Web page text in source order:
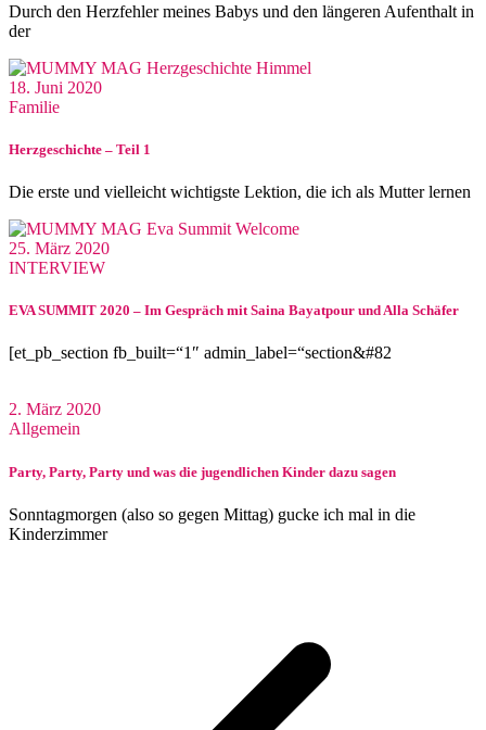
Durch den Herzfehler meines Babys und den längeren Aufenthalt in
der
18. Juni 2020
Familie
Herzgeschichte – Teil 1
Die erste und vielleicht wichtigste Lektion, die ich als Mutter lernen
25. März 2020
INTERVIEW
EVA SUMMIT 2020 – Im Gespräch mit Saina Bayatpour und Alla Schäfer
[et_pb_section fb_built=“1″ admin_label=“section&#82
2. März 2020
Allgemein
Party, Party, Party und was die jugendlichen Kinder dazu sagen
Sonntagmorgen (also so gegen Mittag) gucke ich mal in die
Kinderzimmer